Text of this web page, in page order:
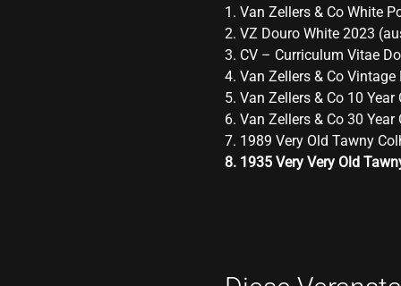
1. Van Zellers & Co White
2. VZ Douro White 2023
3. CV – Curriculum Vitae
4. Van Zellers & Co Vintage
5. Van Zellers & Co 10
6. Van Zellers & Co 30
7. 1989 Very Old Tawny
8. 1935 Very Very Old